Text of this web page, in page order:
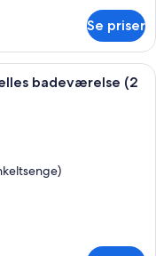
Se priser
med en seng, et
badeværelse (2